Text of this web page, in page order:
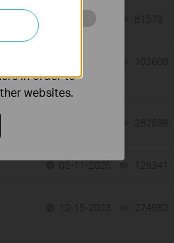
05-12-2025 81573
103609
282596
03-11-2025 129341
12-15-2023 274982
and
in order to
websites.